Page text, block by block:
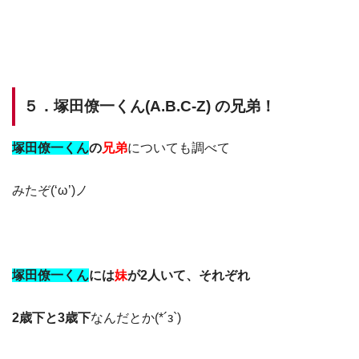
５．塚田僚一くん(A.B.C-Z) の兄弟！
塚田僚一くんの兄弟についても調べて
みたぞ(‘ω’)ノ
塚田僚一くんには妹が2人いて、それぞれ
2歳下と3歳下なんだとか(*´з`)